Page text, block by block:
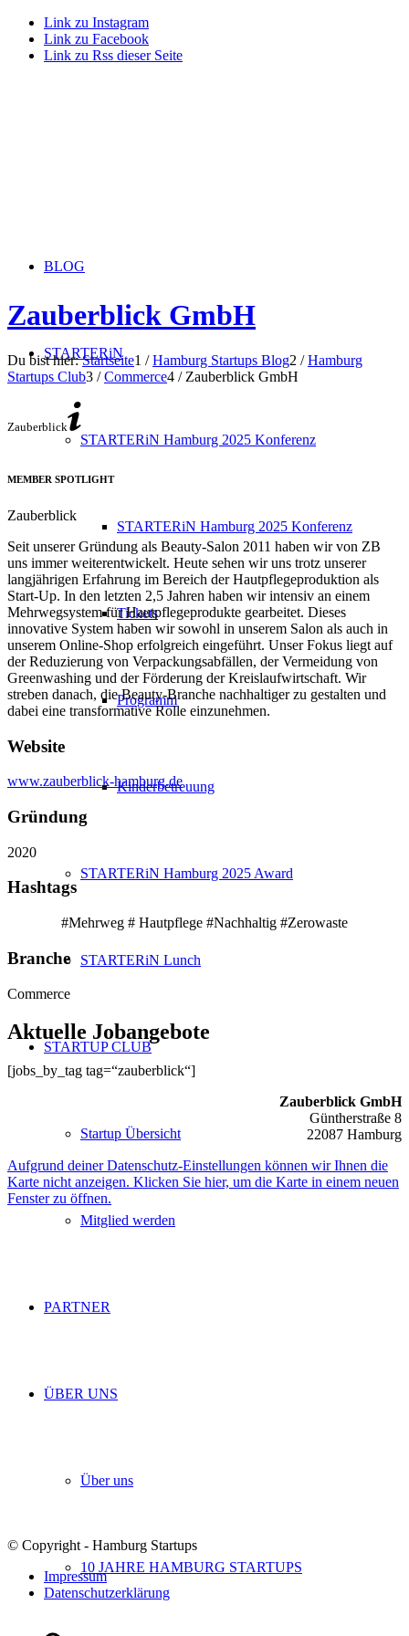
Link zu Instagram
Link zu Facebook
Link zu Rss dieser Seite
BLOG
STARTERiN
STARTERiN Hamburg 2025 Konferenz
STARTERiN Hamburg 2025 Konferenz
Tickets
Programm
Kinderbetreuung
STARTERiN Hamburg 2025 Award
STARTERiN Lunch
STARTUP CLUB
Startup Übersicht
Mitglied werden
PARTNER
ÜBER UNS
Über uns
10 JAHRE HAMBURG STARTUPS
Zauberblick GmbH
Du bist hier: Startseite1 / Hamburg Startups Blog2 / Hamburg
Startups Club3 / Commerce4 / Zauberblick GmbH
Zauberblick
MEMBER SPOTLIGHT
Zauberblick
Seit unserer Gründung als Beauty-Salon 2011 haben wir von ZB
uns immer weiterentwickelt. Heute sehen wir uns trotz unserer
langjährigen Erfahrung im Bereich der Hautpflegeproduktion als
Start-Up. In den letzten 2,5 Jahren haben wir intensiv an einem
Mehrwegsystem für Hautpflegeprodukte gearbeitet. Dieses
innovative System haben wir sowohl in unserem Salon als auch in
unserem Online-Shop erfolgreich eingeführt. Unser Fokus liegt auf
der Reduzierung von Verpackungsabfällen, der Vermeidung von
Greenwashing und der Förderung der Kreislaufwirtschaft. Wir
streben danach, die Beauty-Branche nachhaltiger zu gestalten und
dabei eine transformative Rolle einzunehmen.
Website
www.zauberblick-hamburg.de
Gründung
2020
Hashtags
#Mehrweg # Hautpflege #Nachhaltig #Zerowaste
Branche
Commerce
Aktuelle Jobangebote
[jobs_by_tag tag=“zauberblick“]
Zauberblick GmbH
Güntherstraße 8
22087 Hamburg
Aufgrund deiner Datenschutz-Einstellungen können wir Ihnen die
Karte nicht anzeigen. Klicken Sie hier, um die Karte in einem neuen
Fenster zu öffnen.
© Copyright - Hamburg Startups
Impressum
Datenschutzerklärung